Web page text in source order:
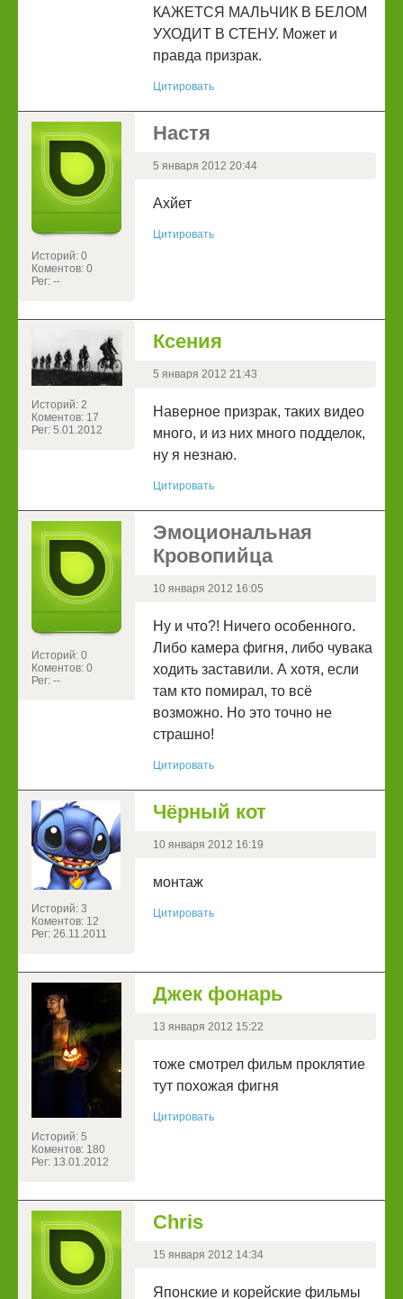
КАЖЕТСЯ МАЛЬЧИК В БЕЛОМ
УХОДИТ В СТЕНУ. Может и
правда призрак.
Цитировать
Историй: 0
Коментов: 0
Рег: --
Настя
5 января 2012 20:44
Ахйет
Цитировать
Историй: 2
Коментов: 17
Рег: 5.01.2012
Ксения
5 января 2012 21:43
Наверное призрак, таких видео
много, и из них много подделок,
ну я незнаю.
Цитировать
Историй: 0
Коментов: 0
Рег: --
Эмоциональная
Кровопийца
10 января 2012 16:05
Ну и что?! Ничего особенного.
Либо камера фигня, либо чувака
ходить заставили. А хотя, если
там кто помирал, то всё
возможно. Но это точно не
страшно!
Цитировать
Историй: 3
Коментов: 12
Рег: 26.11.2011
Чёрный кот
10 января 2012 16:19
монтаж
Цитировать
Историй: 5
Коментов: 180
Рег: 13.01.2012
Джек фонарь
13 января 2012 15:22
тоже смотрел фильм проклятие
тут похожая фигня
Цитировать
Chris
15 января 2012 14:34
Японские и корейские фильмы